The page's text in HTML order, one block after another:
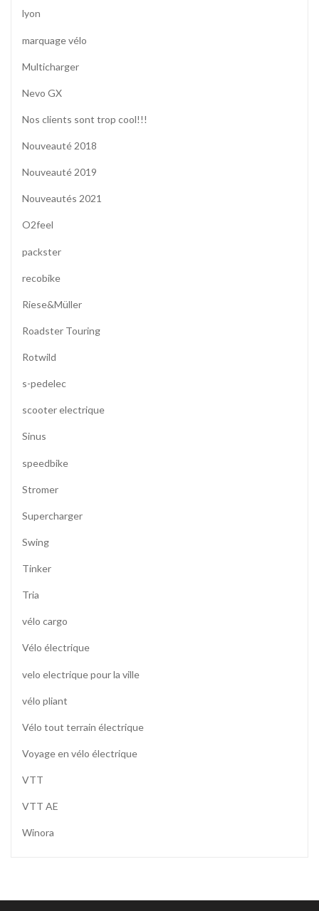
lyon
marquage vélo
Multicharger
Nevo GX
Nos clients sont trop cool!!!
Nouveauté 2018
Nouveauté 2019
Nouveautés 2021
O2feel
packster
recobike
Riese&Müller
Roadster Touring
Rotwild
s-pedelec
scooter electrique
Sinus
speedbike
Stromer
Supercharger
Swing
Tinker
Tria
vélo cargo
Vélo électrique
velo electrique pour la ville
vélo pliant
Vélo tout terrain électrique
Voyage en vélo électrique
VTT
VTT AE
Winora